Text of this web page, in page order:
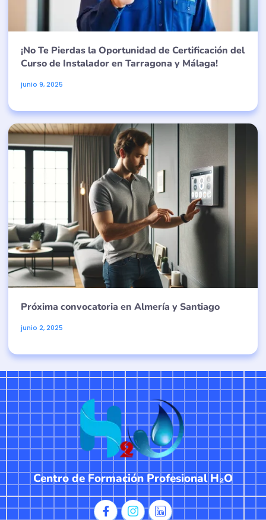
¡No Te Pierdas la Oportunidad de Certificación del
Curso de Instalador en Tarragona y Málaga!
junio 9, 2025
Próxima convocatoria en Almería y Santiago
junio 2, 2025
Centro de Formación Profesional H₂O